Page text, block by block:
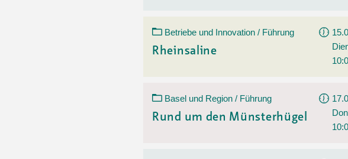
Betriebe und Innovation / Führung
Rheinsaline
Basel und Region / Führung
Rund um den Münsterhügel